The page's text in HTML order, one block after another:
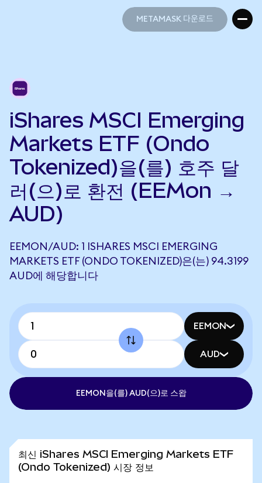
METAMASK 다운로드
iShares MSCI Emerging
Markets ETF (Ondo
Tokenized)을(를) 호주 달
러(으)로 환전 (EEMon →
AUD)
EEMON/AUD: 1 ISHARES MSCI EMERGING
MARKETS ETF (ONDO TOKENIZED)은(는) 94.3199
AUD에 해당합니다
EEMON
AUD
EEMON을(를) AUD(으)로 스왑
최신 iShares MSCI Emerging Markets ETF
(Ondo Tokenized) 시장 정보